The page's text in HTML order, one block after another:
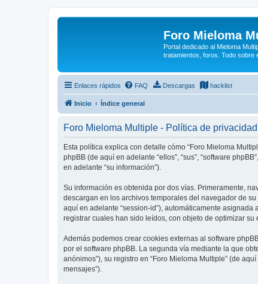
Foro Mieloma
Portal dedicado al Mieloma
tratamientos, foros. Todo sobre
Enlaces rápidos FAQ Descargas hacklist
Inicio Índice general
Foro Mieloma Multiple - Política de privacidad
Esta política explica con detalle cómo “Foro Mieloma
phpBB (de aquí en adelante “ellos”, “sus”, “software
en adelante “su información”).
Su información es obtenida por dos vías. Primeramente,
descargan en los archivos temporales del navegador de
aquí en adelante “session-id”), automáticamente
registrar cuales han sido leídos, con objeto de optimizar su
Además podemos crear cookies externas al software
por el software phpBB. La segunda vía mediante la que
anónimos”), su registro en “Foro Mieloma Multiple” (de
mensajes”).